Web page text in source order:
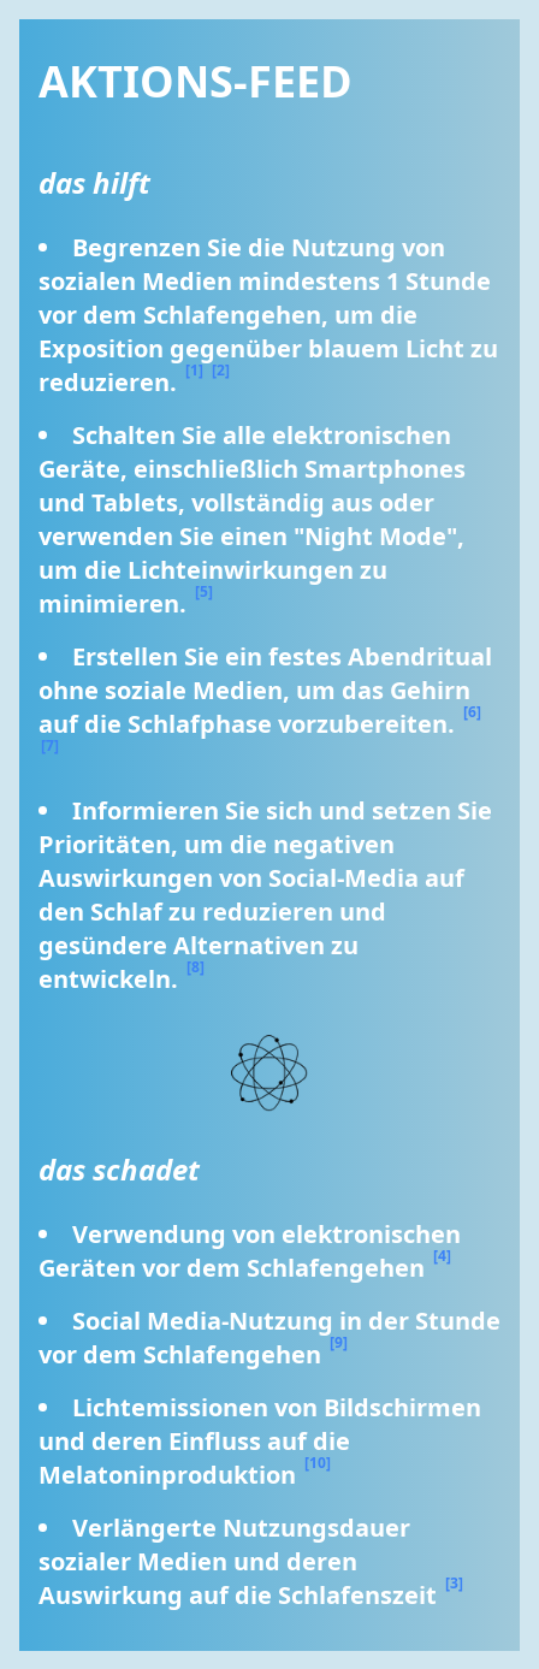
AKTIONS-FEED
das hilft
Begrenzen Sie die Nutzung von
sozialen Medien mindestens 1 Stunde
vor dem Schlafengehen, um die
Exposition gegenüber blauem Licht zu
reduzieren. [1] [2]
Schalten Sie alle elektronischen
Geräte, einschließlich Smartphones
und Tablets, vollständig aus oder
verwenden Sie einen "Night Mode",
um die Lichteinwirkungen zu
minimieren. [5]
Erstellen Sie ein festes Abendritual
ohne soziale Medien, um das Gehirn
auf die Schlafphase vorzubereiten. [6]
[7]
Informieren Sie sich und setzen Sie
Prioritäten, um die negativen
Auswirkungen von Social-Media auf
den Schlaf zu reduzieren und
gesündere Alternativen zu
entwickeln. [8]
das schadet
Verwendung von elektronischen
Geräten vor dem Schlafengehen [4]
Social Media-Nutzung in der Stunde
vor dem Schlafengehen [9]
Lichtemissionen von Bildschirmen
und deren Einfluss auf die
Melatoninproduktion [10]
Verlängerte Nutzungsdauer
sozialer Medien und deren
Auswirkung auf die Schlafenszeit [3]